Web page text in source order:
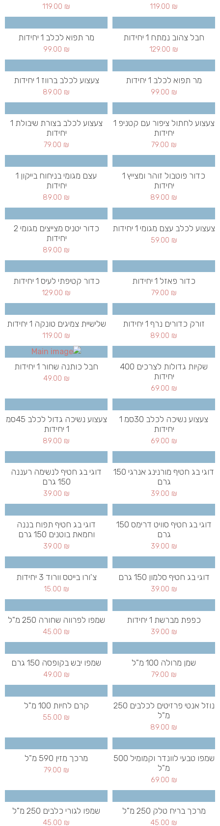
119.00 ₪
119.00 ₪
חבל צהוב נמתח 1 יחידות
129.00 ₪
מר תפוא לכלב 1 יחידות
99.00 ₪
מר תפוא לכלב 1 יחידות
99.00 ₪
צעצוע לכלב ברווז 1 יחידות
89.00 ₪
צעצוע לחתול ציפור עם קטניפ 1
יחידות
79.00 ₪
צעצוע לכלב בצורת שיבולת 1
יחידות
79.00 ₪
כדור פוטבול זוהר ומצייץ 1
יחידות
89.00 ₪
עצם מגומי בניחוח בייקון 1
יחידות
89.00 ₪
צעצוע לכלב עצם מגומי 1 יחידות
59.00 ₪
כדור יטניס מצייצים מגומי 2
יחידות
89.00 ₪
כדור פאזל 1 יחידות
79.00 ₪
כדור קטיפתי לעיס 1 יחידות
129.00 ₪
זורק כדורים נרף 1 יחידות
89.00 ₪
שלישיית צמיגים טונקה 1 יחידות
119.00 ₪
שקיות גדולות לצרכים 400
יחידות
69.00 ₪
חבל כותנה שחור 1 יחידות
49.00 ₪
צעצוע נשיכה לכלב 30סמ 1
יחידות
69.00 ₪
צעצוע נשיכה גדול לכלב 45סמ
1 יחידות
89.00 ₪
דוגי בג חטיף מורנינג אנרגי 150
גרם
39.00 ₪
דוגי בג חטיף לנשימה רעננה
150 גרם
39.00 ₪
דוגי בג חטיף סוויט דרימס 150
גרם
39.00 ₪
דוגי בג חטיף תפוח בננה
וחמאת בוטנים 150 גרם
39.00 ₪
דוגי בג חטיף סלמון 150 גרם
39.00 ₪
צ'ורו בייטס וורוד 3 יחידות
15.00 ₪
כפפת מברשת 1 יחידות
39.00 ₪
שמפו לפרווה שחורה 250 מ"ל
45.00 ₪
שמן מרולה 100 מ"ל
79.00 ₪
שמפו יבש בקופסה 150 גרם
49.00 ₪
נוזל אנטי פרזיטים לכלבים 250
מ"ל
89.00 ₪
קרם לחיות 100 מ"ל
55.00 ₪
שמפו טבעי לוונדר וקמומיל 500
מ"ל
69.00 ₪
מרכך מזין 590 מ"ל
79.00 ₪
מרכך בריח טלק 250 מ"ל
45.00 ₪
שמפו לגורי כלבים 250 מ"ל
45.00 ₪